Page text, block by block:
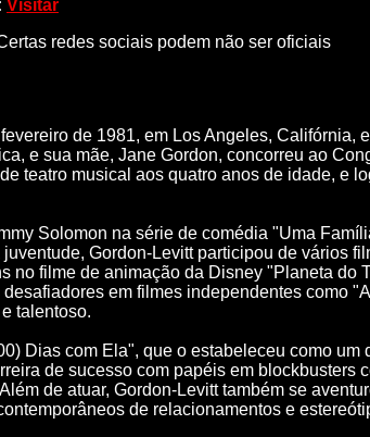
Visitar
redes sociais podem não ser oficiais
de 1981, em Los Angeles,
e sua mãe, Jane Gordon, concorreu ao
teatro musical aos quatro anos de idade, e
Solomon na série de comédia "Uma
Gordon-Levitt participou de vários
no filme de animação da Disney "Planeta
em filmes independentes como
talentoso​.
Dias com Ela", que o estabeleceu como
de sucesso com papéis em
de atuar, Gordon-Levitt também se
de relacionamentos e